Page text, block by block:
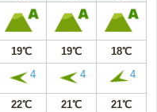
19℃ 19℃ 18℃
4 4 4
22℃ 21℃ 21℃